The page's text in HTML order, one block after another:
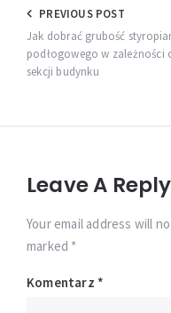
Nawigacja
wpisu
PREVIOUS POST
Jak dobrać grubość
podłogowego w zależności
sekcji budynku
Leave A Reply
Your email address will
marked *
Komentarz *